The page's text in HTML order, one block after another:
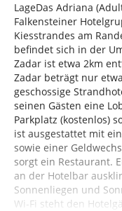
LageDas Adriana
Falkensteiner
Kiesstrandes am
befindet sich in der
Zadar ist etwa 2km
Zadar beträgt nur
geschossige
seinen Gästen eine
Parkplatz (kostenlos)
ist ausgestattet mit
sowie einer
sorgt ein Restaurant.
an der Hotelbar
Sonnenliegen und
Wi-Fi steht den